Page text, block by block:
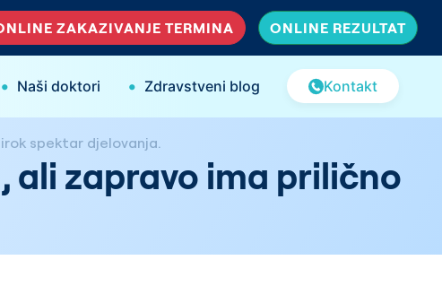
ZAKAZIVANJE TERMINA ONLINE REZULTAT
• Naši doktori • Zdravstveni blog Kontakt
spektar djelovanja.
ali zapravo ima prilično